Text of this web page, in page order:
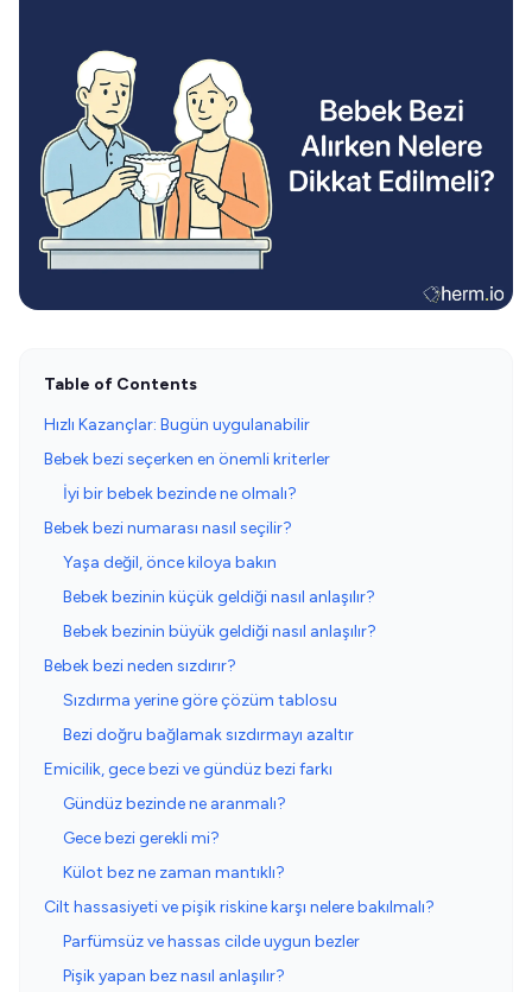
Table of Contents
Hızlı Kazançlar: Bugün uygulanabilir
Bebek bezi seçerken en önemli kriterler
İyi bir bebek bezinde ne olmalı?
Bebek bezi numarası nasıl seçilir?
Yaşa değil, önce kiloya bakın
Bebek bezinin küçük geldiği nasıl anlaşılır?
Bebek bezinin büyük geldiği nasıl anlaşılır?
Bebek bezi neden sızdırır?
Sızdırma yerine göre çözüm tablosu
Bezi doğru bağlamak sızdırmayı azaltır
Emicilik, gece bezi ve gündüz bezi farkı
Gündüz bezinde ne aranmalı?
Gece bezi gerekli mi?
Külot bez ne zaman mantıklı?
Cilt hassasiyeti ve pişik riskine karşı nelere bakılmalı?
Parfümsüz ve hassas cilde uygun bezler
Pişik yapan bez nasıl anlaşılır?